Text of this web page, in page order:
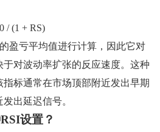
/ (1 + RS)
盈亏平均值进行计算，因此它对
对波动率扩张的反应速度。这种
标通常在市场顶部附近发出早期
出延迟信号。
设置？